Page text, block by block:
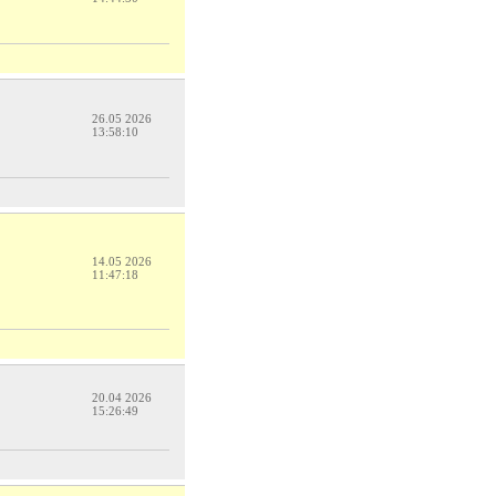
26.05 2026
13:58:10
14.05 2026
11:47:18
20.04 2026
15:26:49